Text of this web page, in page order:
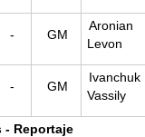
- GM
Aronian
Levon
- GM
Ivanchuk
Vassily
- Reportaje